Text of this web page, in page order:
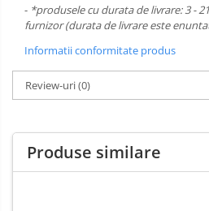
Multifunctionale
Imprimante 3D
Televizoare & accesorii
Multiboard & Accessorii
Multimedia
- *produsele cu durata de livrare: 3 -
furnizor (durata de livrare este
Informatii conformitate produs
Review-uri(0)
Produse similare